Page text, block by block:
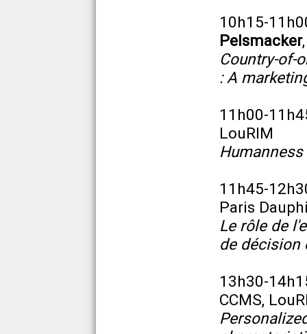
10h15-
Pelsmacker
Country-of-
: A
11h00-
LouRIM
11h45-
Paris
Le rôle de
de décision
13h30-
CCMS,